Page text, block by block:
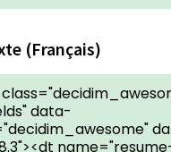
(Français)
data-